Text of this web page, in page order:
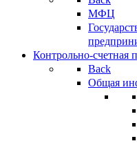
МФЦ
Контрольно-счетная
Back
Общая